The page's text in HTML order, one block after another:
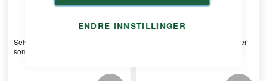
ENDRE INNSTILLINGER
Selvnivellerende rotasjonslaser
som er rask og enke ...
Robust IP54 til bruk i alle miljøer